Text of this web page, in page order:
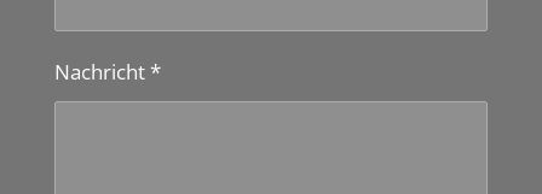
Nachricht *